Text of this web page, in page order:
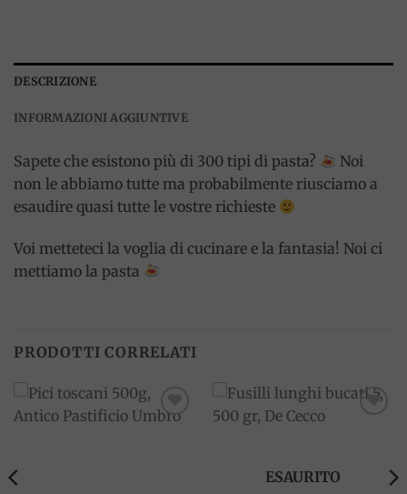
DESCRIZIONE
INFORMAZIONI AGGIUNTIVE
Sapete che esistono più di 300 tipi di pasta?
Noi
non le abbiamo tutte ma probabilmente riusciamo a
esaudire quasi tutte le vostre richieste
Voi metteteci la voglia di cucinare e la fantasia! Noi ci
mettiamo la pasta
PRODOTTI CORRELATI
ESAURITO